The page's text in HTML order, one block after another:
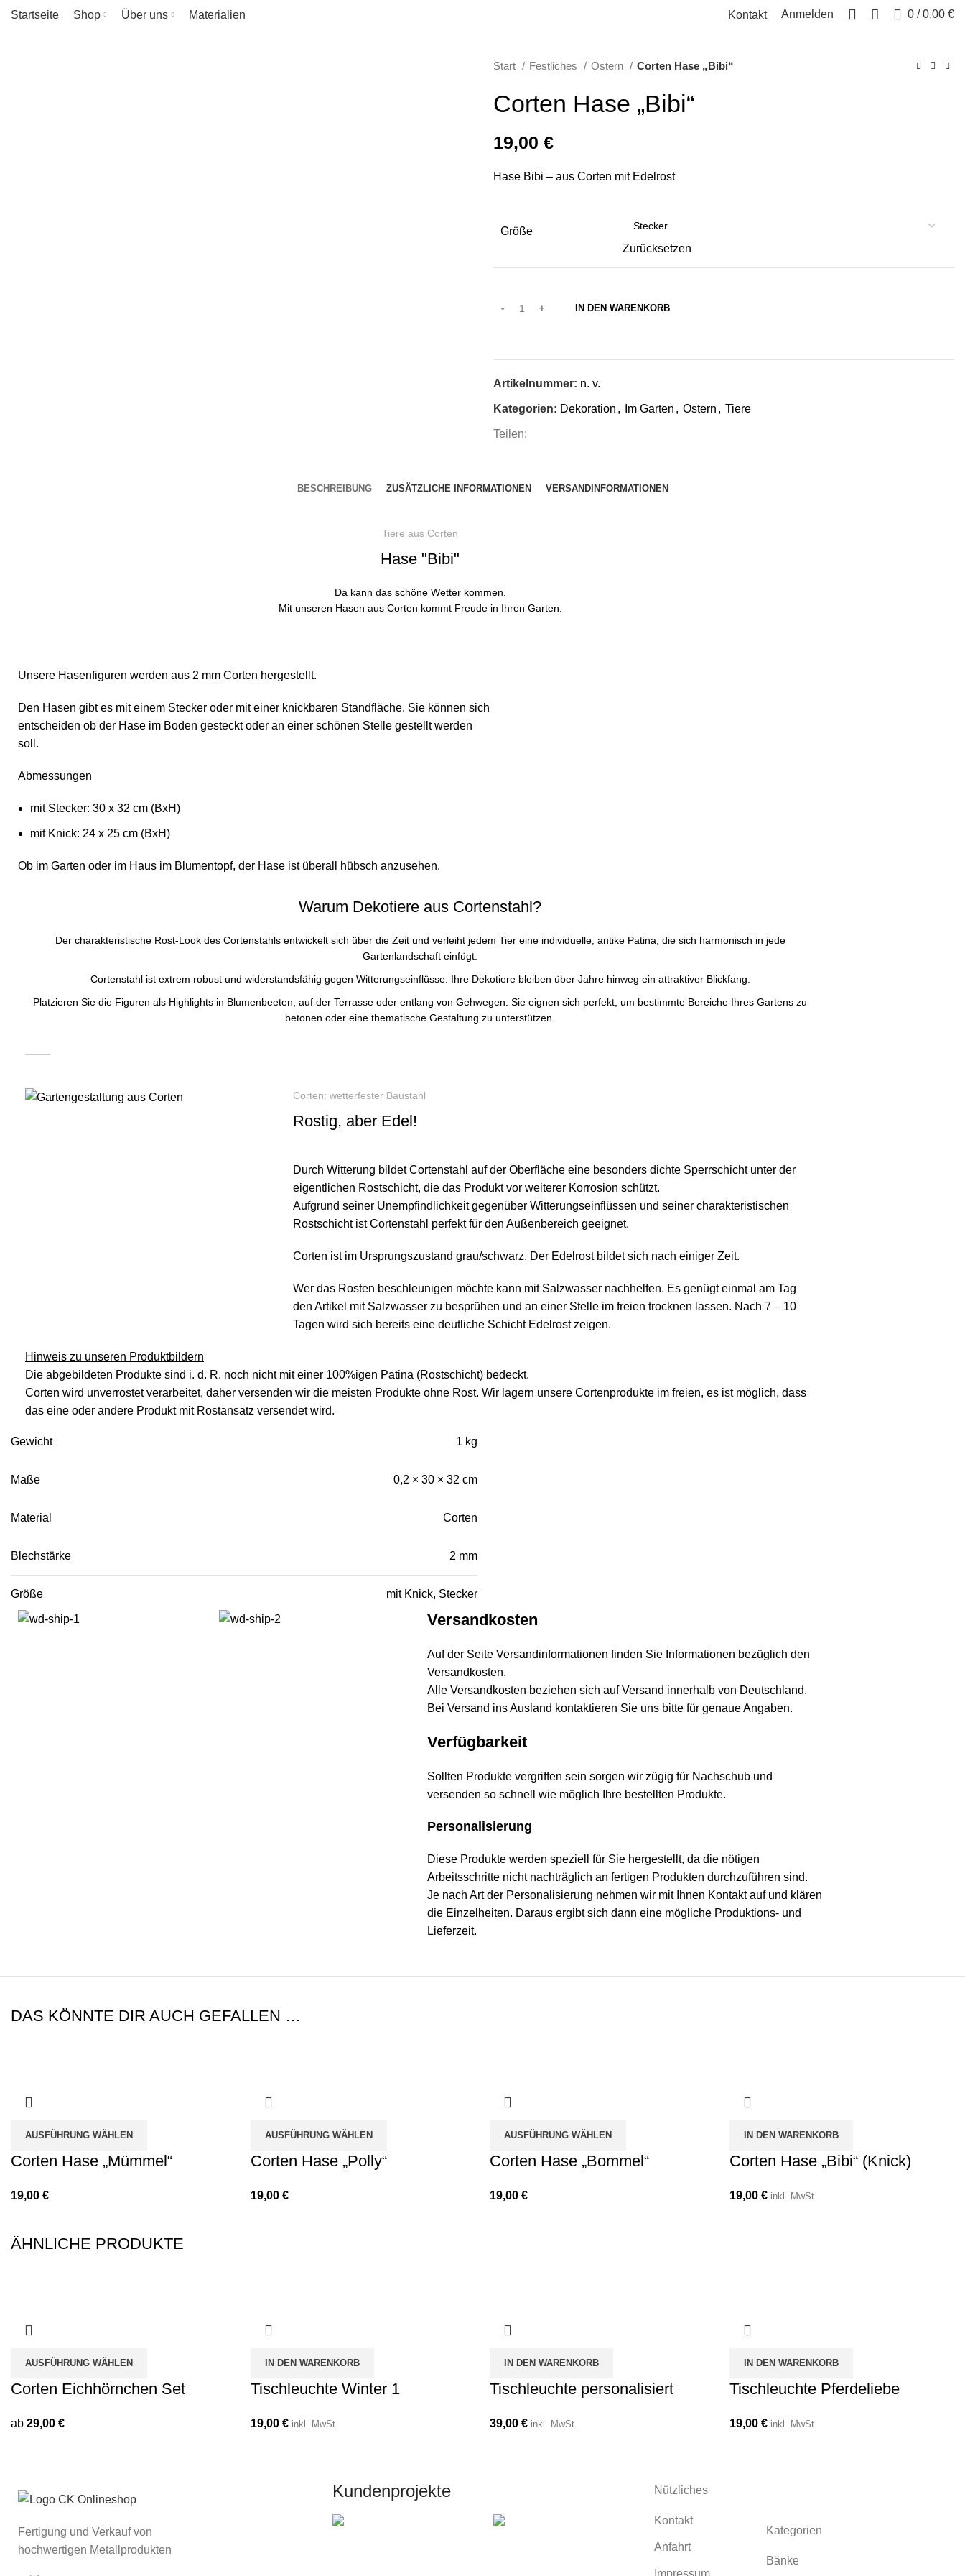
Startseite Shop Über uns Materialien Kontakt Anmelden 0 / 0,00 €
Start Festliches Ostern Corten Hase „Bibi“
Corten Hase „Bibi“
19,00 €
Hase Bibi – aus Corten mit Edelrost
Größe
Zurücksetzen
IN DEN WARENKORB
Artikelnummer: n. v.
Kategorien: Dekoration , Im Garten , Ostern , Tiere
Teilen:
BESCHREIBUNG ZUSÄTZLICHE INFORMATIONEN VERSANDINFORMATIONEN
Tiere aus Corten
Hase "Bibi"
Da kann das schöne Wetter kommen.
Mit unseren Hasen aus Corten kommt Freude in Ihren Garten.
Unsere Hasenfiguren werden aus 2 mm Corten hergestellt.
Den Hasen gibt es mit einem Stecker oder mit einer knickbaren Standfläche. Sie können sich
entscheiden ob der Hase im Boden gesteckt oder an einer schönen Stelle gestellt werden
soll.
Abmessungen
mit Stecker: 30 x 32 cm (BxH)
mit Knick: 24 x 25 cm (BxH)
Ob im Garten oder im Haus im Blumentopf, der Hase ist überall hübsch anzusehen.
Warum Dekotiere aus Cortenstahl?
Der charakteristische Rost-Look des Cortenstahls entwickelt sich über die Zeit und verleiht jedem Tier eine individuelle, antike Patina, die sich harmonisch in jede
Gartenlandschaft einfügt.
Cortenstahl ist extrem robust und widerstandsfähig gegen Witterungseinflüsse. Ihre Dekotiere bleiben über Jahre hinweg ein attraktiver Blickfang.
Platzieren Sie die Figuren als Highlights in Blumenbeeten, auf der Terrasse oder entlang von Gehwegen. Sie eignen sich perfekt, um bestimmte Bereiche Ihres Gartens zu
betonen oder eine thematische Gestaltung zu unterstützen.
Corten: wetterfester Baustahl
Rostig, aber Edel!
Durch Witterung bildet Cortenstahl auf der Oberfläche eine besonders dichte Sperrschicht unter der
eigentlichen Rostschicht, die das Produkt vor weiterer Korrosion schützt.
Aufgrund seiner Unempfindlichkeit gegenüber Witterungseinflüssen und seiner charakteristischen
Rostschicht ist Cortenstahl perfekt für den Außenbereich geeignet.
Corten ist im Ursprungszustand grau/schwarz. Der Edelrost bildet sich nach einiger Zeit.
Wer das Rosten beschleunigen möchte kann mit Salzwasser nachhelfen. Es genügt einmal am Tag
den Artikel mit Salzwasser zu besprühen und an einer Stelle im freien trocknen lassen. Nach 7 – 10
Tagen wird sich bereits eine deutliche Schicht Edelrost zeigen.
Hinweis zu unseren Produktbildern
Die abgebildeten Produkte sind i. d. R. noch nicht mit einer 100%igen Patina (Rostschicht) bedeckt.
Corten wird unverrostet verarbeitet, daher versenden wir die meisten Produkte ohne Rost. Wir lagern unsere Cortenprodukte im freien, es ist möglich, dass
das eine oder andere Produkt mit Rostansatz versendet wird.
Gewicht 1 kg
Maße 0,2 × 30 × 32 cm
Material Corten
Blechstärke 2 mm
Größe mit Knick, Stecker
Versandkosten
Auf der Seite Versandinformationen finden Sie Informationen bezüglich den
Versandkosten.
Alle Versandkosten beziehen sich auf Versand innerhalb von Deutschland.
Bei Versand ins Ausland kontaktieren Sie uns bitte für genaue Angaben.
Verfügbarkeit
Sollten Produkte vergriffen sein sorgen wir zügig für Nachschub und
versenden so schnell wie möglich Ihre bestellten Produkte.
Personalisierung
Diese Produkte werden speziell für Sie hergestellt, da die nötigen
Arbeitsschritte nicht nachträglich an fertigen Produkten durchzuführen sind.
Je nach Art der Personalisierung nehmen wir mit Ihnen Kontakt auf und klären
die Einzelheiten. Daraus ergibt sich dann eine mögliche Produktions- und
Lieferzeit.
DAS KÖNNTE DIR AUCH GEFALLEN …
AUSFÜHRUNG WÄHLEN
Corten Hase „Mümmel“
19,00 €
AUSFÜHRUNG WÄHLEN
Corten Hase „Polly“
19,00 €
AUSFÜHRUNG WÄHLEN
Corten Hase „Bommel“
19,00 €
IN DEN WARENKORB
Corten Hase „Bibi“ (Knick)
19,00 € inkl. MwSt.
ÄHNLICHE PRODUKTE
AUSFÜHRUNG WÄHLEN
Corten Eichhörnchen Set
ab 29,00 €
IN DEN WARENKORB
Tischleuchte Winter 1
19,00 € inkl. MwSt.
IN DEN WARENKORB
Tischleuchte personalisiert
39,00 € inkl. MwSt.
IN DEN WARENKORB
Tischleuchte Pferdeliebe
19,00 € inkl. MwSt.
Fertigung und Verkauf von
hochwertigen Metallprodukten
Kundenprojekte Nützliches
Kontakt
Anfahrt
Impressum
Kategorien
Bänke